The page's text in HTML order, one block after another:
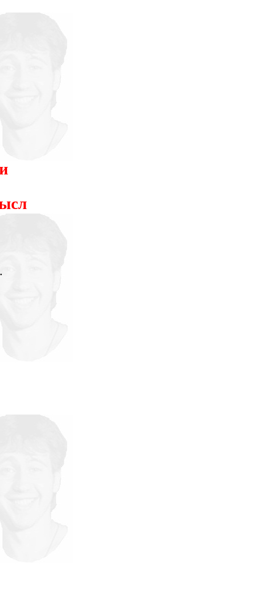
И ещё: поверьте, что захотеть понять не достаточно, чтоб понять.
Так случилось, что я много лет пользовался устаревшим термином
менять в тысячах мест, ни в будущем не пользоваться устаревшим.Ещё
поведенческому сну [отличающемуся от сезонного сна]) есть и
всюду применял как чисто человеческое, противопоставляя
деяние, и есть только одна его часть, которая – в ранге подсознательного
и акцентировать.